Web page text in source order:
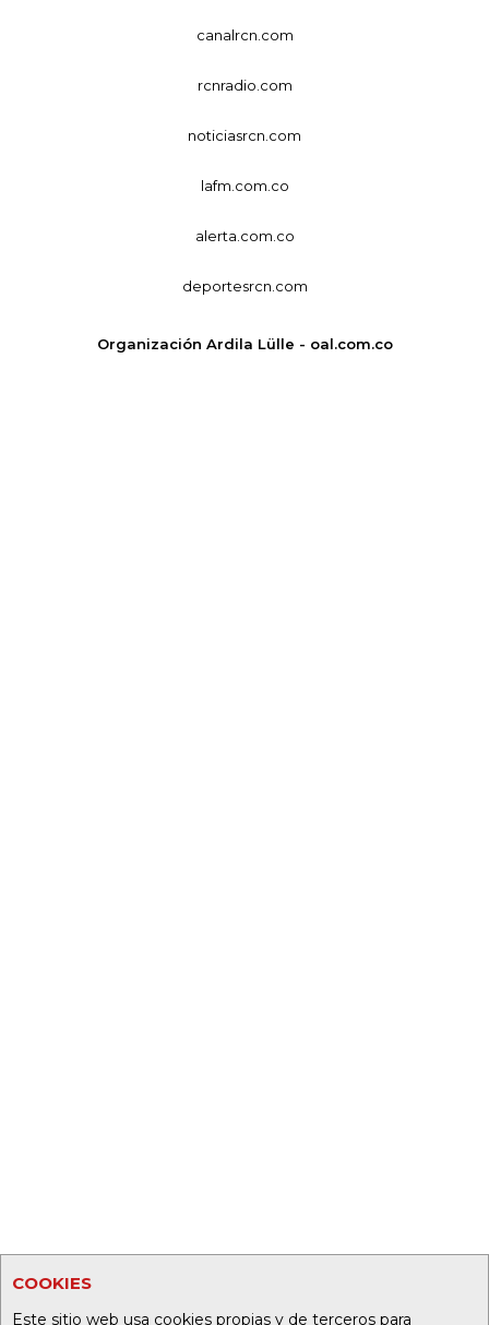
COOKIES
Este sitio web usa cookies propias y de terceros para
canalrcn.com
rcnradio.com
noticiasrcn.com
lafm.com.co
alerta.com.co
deportesrcn.com
Organización Ardila Lülle - oal.com.co